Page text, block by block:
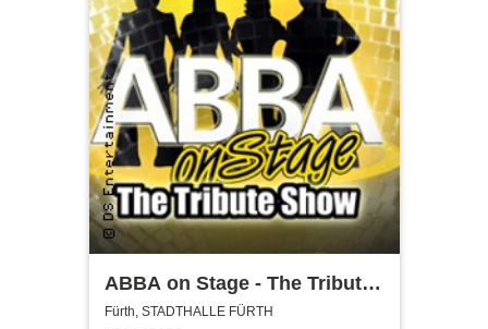
ABBA on Stage - The Tribute
Show
Fürth, STADTHALLE FÜRTH